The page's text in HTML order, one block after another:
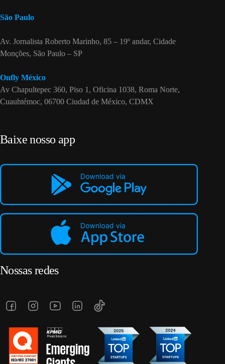
São Paulo
Av. Jornalista Roberto Marinho, 85 – 19º andar, Cidade
Monções, São Paulo – SP
Onfly México
Av Chapultepec 360, Piso 1, Oficina 1038, Roma Norte,
Cuauhtémoc, 06700 Ciudad de México, CDMX
Baixe nosso app
Nossas redes